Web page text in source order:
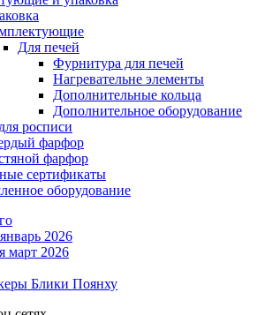
Для печей
Фурнитура для печей
Нагревательне элементы
Дополнительные кольца
Дополнительное оборудование
росписи
фарфор
фарфор
сертификаты
оборудование